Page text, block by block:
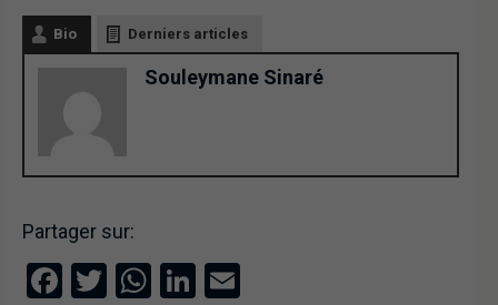
Bio Derniers articles
Souleymane Sinaré
Partager sur:
Facebook
Twitter
WhatsApp
LinkedIn